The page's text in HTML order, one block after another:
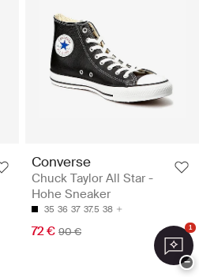
Converse
Chuck Taylor All Star -
Hohe Sneaker
35 36 37 37.5 38
72 € 90 € 1
−